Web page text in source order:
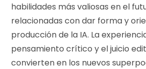
habilidades más valiosas en el
relacionadas con dar forma y
producción de la IA. La
pensamiento crítico y el juicio
convierten en los nuevos